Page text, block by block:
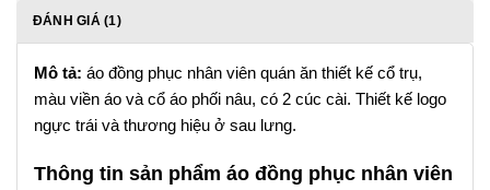
ĐÁNH GIÁ (1)
Mô tả: áo đồng phục nhân viên quán ăn thiết kế cổ trụ,
màu viền áo và cổ áo phối nâu, có 2 cúc cài. Thiết kế logo
ngực trái và thương hiệu ở sau lưng.
Thông tin sản phẩm áo đồng phục nhân viên